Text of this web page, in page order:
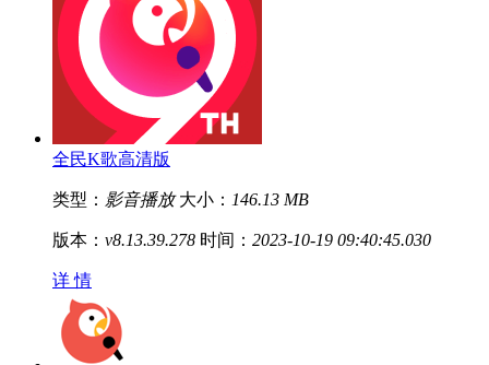
全民K歌高清版
类型： 影音播放 大小： 146.13 MB
版本： v8.13.39.278 时间： 2023-10-19 09:40:45.030
详 情